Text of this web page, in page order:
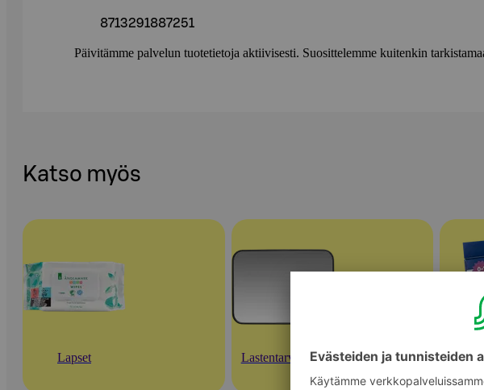
8713291887251
Päivitämme palvelun tuotetietoja aktiivisesti. Suosittelemme kuitenkin
Katso myös
Lapset Lastentarvikkeet